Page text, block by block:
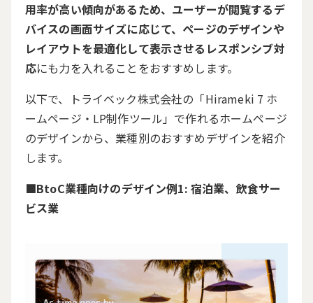
用率が高い傾向があるため、ユーザーが閲覧するデ
バイスの画面サイズに応じて、ページのデザインや
レイアウトを最適化して表示させるレスポンシブ対
応にも力を入れることをおすすめします。
以下で、トライベック株式会社の「Hirameki 7 ホ
ームページ・ LP制作ツール」で作れるホームページ
のデザインから、業種別のおすすめデザインを紹介
します。
■BtoC業種向けのデザイン例1: 宿泊業、飲食サー
ビス業